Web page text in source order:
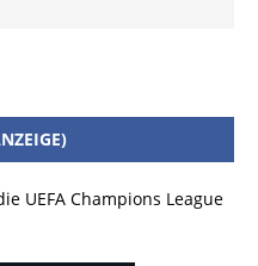
UEFA Champions League